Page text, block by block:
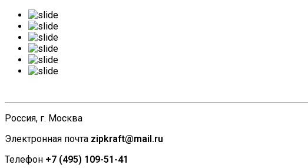
Россия, г. Москва
Электронная почта zipkraft@mail.ru
Телефон +7 (495) 109-51-41